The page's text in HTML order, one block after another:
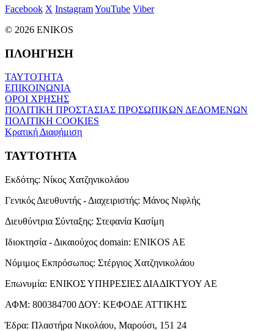
Facebook X InstagramYouTube Viber
© 2026 ENIKOS
ΠΛΟΗΓΗΣΗ
ΤΑΥΤΟΤΗΤΑ
ΕΠΙΚΟΙΝΩΝΙΑ
ΟΡΟΙ ΧΡΗΣΗΣ
ΠΟΛΙΤΙΚΗ ΠΡΟΣΤΑΣΙΑΣ ΠΡΟΣΩΠΙΚΩΝ ΔΕΔΟΜΕΝΩΝ
ΠΟΛΙΤΙΚΗ COOKIES
Κρατική Διαφήμιση
ΤΑΥΤΟΤΗΤΑ
Εκδότης: Νίκος Χατζηνικολάου
Γενικός Διευθυντής - Διαχειριστής: Μάνος Νιφλής
Διευθύντρια Σύνταξης: Στεφανία Κασίμη
Ιδιοκτησία - Δικαιούχος domain: ENIKOS AE
Νόμιμος Εκπρόσωπος: Στέργιος Χατζηνικολάου
Επωνυμία: ΕΝΙΚΟΣ ΥΠΗΡΕΣΙΕΣ ΔΙΑΔΙΚΤΥΟΥ ΑΕ
ΑΦΜ: 800384700 ΔΟΥ: ΚΕΦΟΔΕ ΑΤΤΙΚΗΣ
Έδρα: Πλαστήρα Νικολάου, Μαρούσι, 151 24